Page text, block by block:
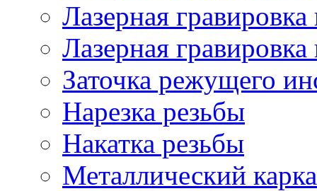
Лазерная гравировка
Лазерная
Заточка режущего
Нарезка резьбы
Накатка резьбы
Металлический